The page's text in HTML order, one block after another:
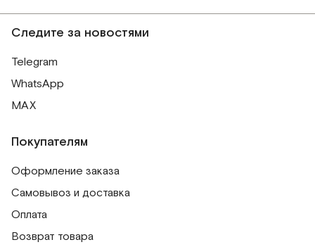
Следите за новостями
Telegram
WhatsApp
MAX
Покупателям
Оформление заказа
Самовывоз и доставка
Оплата
Возврат товара